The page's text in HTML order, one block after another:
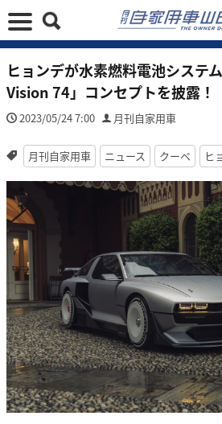
ヒョンデが水素燃料電池システ
Vision 74」コンセプトを披露！
2023/05/24 7:00 月刊自家用車
月刊自家用車 ニュース クーペ ヒ